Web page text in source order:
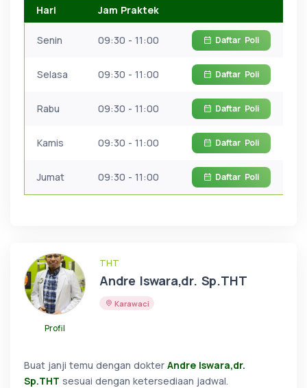
Hari
Jam Praktek
Senin 09:30 - 11:00 Daftar Poli
Selasa 09:30 - 11:00 Daftar Poli
Rabu 09:30 - 11:00 Daftar Poli
Kamis 09:30 - 11:00 Daftar Poli
Jumat 09:30 - 11:00 Daftar Poli
Profil
THT
Andre Iswara,dr. Sp.THT
Karawaci
Buat janji temu dengan dokter Andre Iswara,dr.
Sp.THT sesuai dengan ketersediaan jadwal.